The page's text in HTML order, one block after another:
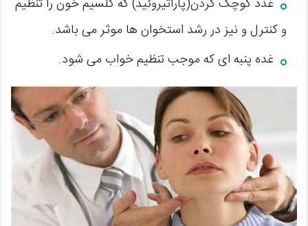
غدد کوچک گردن(پاراتیروئید) که کلسیم خون را تنظیم
و کنترل و نیز در رشد استخوان ها موثر می باشد.
غده پنبه ای که موجب تنظیم خواب می شود.